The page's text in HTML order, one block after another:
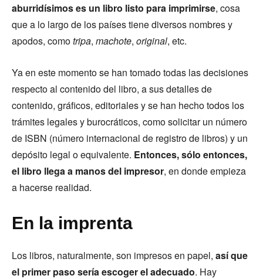
aburridísimos es un libro listo para imprimirse, cosa
que a lo largo de los países tiene diversos nombres y
apodos, comotripa, machote, original, etc.
Ya en este momento se han tomado todas las decisiones
respecto al contenido del libro, a sus detalles de
contenido, gráficos, editoriales y se han hecho todos los
trámites legales y burocráticos, como solicitar un número
de ISBN (número internacional de registro de libros) y un
depósito legal o equivalente. Entonces, sólo entonces,
el libro llega a manos del impresor, en donde empieza
a hacerse realidad.
En la imprenta
Los libros, naturalmente, son impresos en papel, así que
el primer paso sería escoger el adecuado. Hay